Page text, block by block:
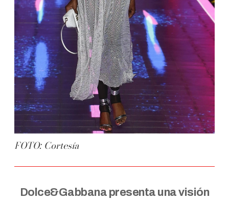
FOTO: Cortesía
Dolce&Gabbana presenta una visión